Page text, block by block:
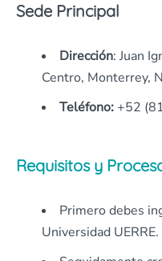
Sede Principal
Dirección: Juan
Centro, Monterrey,
Teléfono: +52
Requisitos y
Primero debes
Universidad UERRE.